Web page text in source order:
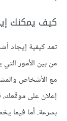
كيف يمكنك
تعد كيفية إيجاد
من بين الأمور
مع الأشخاص
إعلان على موقعك،
بسرعة. أما فيما